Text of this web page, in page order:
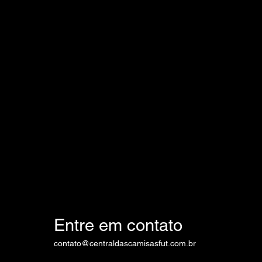
Entre em contato
contato@centraldascamisasfut.com.br